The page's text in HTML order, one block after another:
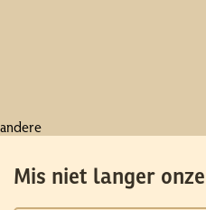
andere
Mis niet langer